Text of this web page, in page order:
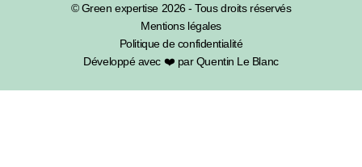
© Green expertise 2026 - Tous droits réservés
Mentions légales
Politique de confidentialité
Développé avec ❤️ par Quentin Le Blanc